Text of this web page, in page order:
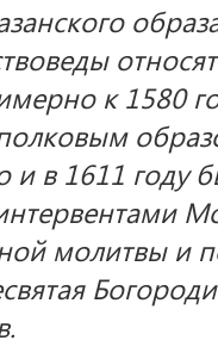
к 1580
в 1611 году
молитвы и